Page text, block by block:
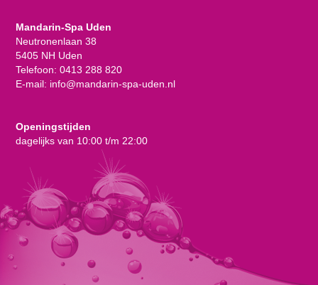
Mandarin-Spa Uden
Neutronenlaan 38
5405 NH Uden
Telefoon: 0413 288 820
E-mail: info@mandarin-spa-uden.nl
Openingstijden
dagelijks van 10:00 t/m 22:00